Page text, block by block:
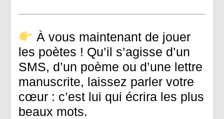
À vous maintenant de jouer
les poètes ! Qu’il s’agisse d’un
SMS, d’un poème ou d’une lettre
manuscrite, laissez parler votre
cœur : c’est lui qui écrira les plus
beaux mots.